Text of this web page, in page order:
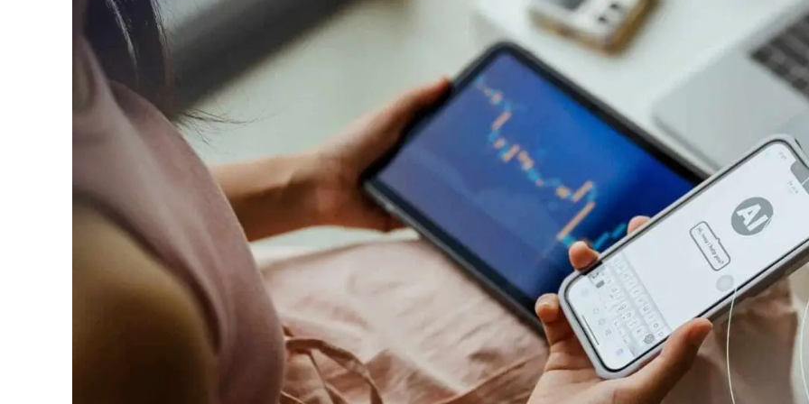
Archive
Document Management System
Zur Organisation, Klassifizierung und Suche von
Unternehmensdokumenten
Enterprise Content Management
Informationsmanagement
Long Term Archiving
Ein Hub für die rechtssichere
Langzeitarchivierung von Dokumenten
eInvoicing Hub
Zentrale, automatisierte und konforme
Verwaltung der länderübergreifenden
Rechnungsstellung
EDI Hub
Zur Digitalisierung der Lieferkette sowie des
Rechnungs- und Datenaustauschs
Rechnungsstellung KMU und Freiberufler
Weblösung für die umfassende Verwaltung und
vorschriftsmäßige Aufbewahrung von
Notify
Verwandeln Sie SMS, E-Mails und
Benachrichtigungen mit Namirial
rechtsgültige Mitteilungen
Zertifizierte elektronische Mails
Versenden Sie Nachrichten als
mit unserem Zertifizierte
Herstellung Professionelle Dienstleistungen
Verordnung, die
und digitale Identitäten
Multi QTSP
Unsere Lösung für